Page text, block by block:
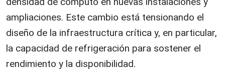
ampliaciones. Este cambio está tensionando el
diseño de la infraestructura crítica y, en particular,
la capacidad de refrigeración para sostener el
rendimiento y la disponibilidad.